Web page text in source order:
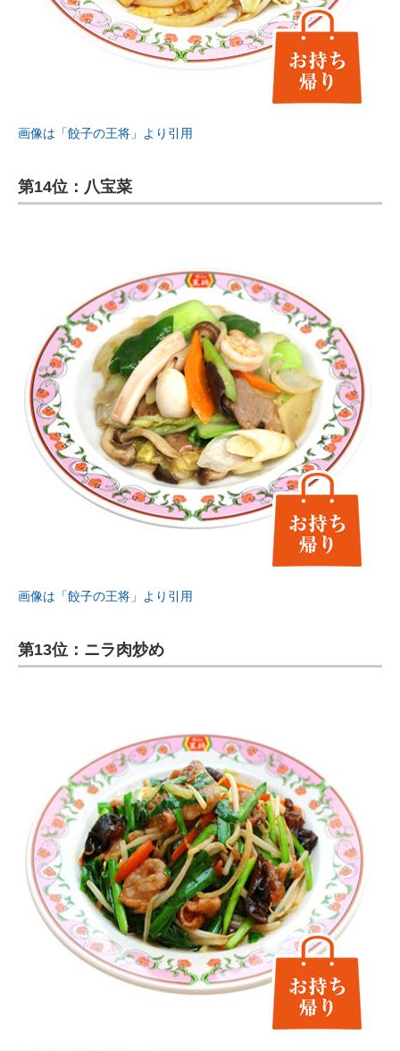
画像は「餃子の王将」より引用
第14位：八宝菜
画像は「餃子の王将」より引用
第13位：ニラ肉炒め